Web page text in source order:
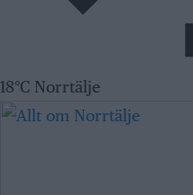
18°C Norrtälje